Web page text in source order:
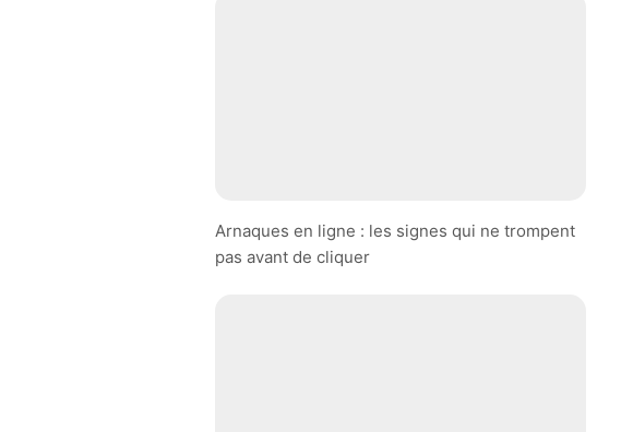
Arnaques en ligne : les signes qui ne trompent
pas avant de cliquer